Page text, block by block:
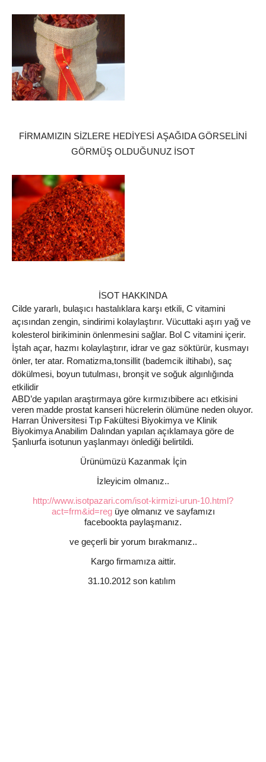
FİRMAMIZIN SİZLERE HEDİYESİ AŞAĞIDA GÖRSELİNİ
GÖRMÜŞ OLDUĞUNUZ İSOT
İSOT HAKKINDA
Cilde yararlı, bulaşıcı hastalıklara karşı etkili, C vitamini
açısından zengin, sindirimi kolaylaştırır. Vücuttaki aşırı yağ ve
kolesterol birikiminin önlenmesini sağlar. Bol C vitamini içerir.
İştah açar, hazmı kolaylaştırır, idrar ve gaz söktürür, kusmayı
önler, ter atar. Romatizma,tonsillit (bademcik iltihabı), saç
dökülmesi, boyun tutulması, bronşit ve soğuk algınlığında
etkilidir
ABD’de yapılan araştırmaya göre kırmızıbibere acı etkisini
veren madde prostat kanseri hücrelerin ölümüne neden oluyor.
Harran Üniversitesi Tıp Fakültesi Biyokimya ve Klinik
Biyokimya Anabilim Dalından yapılan açıklamaya göre de
Şanlıurfa isotunun yaşlanmayı önlediği belirtildi.
Ürünümüzü Kazanmak İçin
İzleyicim olmanız..
http://www.isotpazari.com/isot-kirmizi-urun-10.html?
act=frm&id=regüye olmanız ve sayfamızı
facebookta paylaşmanız.
ve geçerli bir yorum bırakmanız..
Kargo firmamıza aittir.
31.10.2012 son katılım